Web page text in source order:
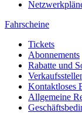
Fahrscheine
Tickets
Abonnements
Rabatte und
Kontaktloses
Allgemeine